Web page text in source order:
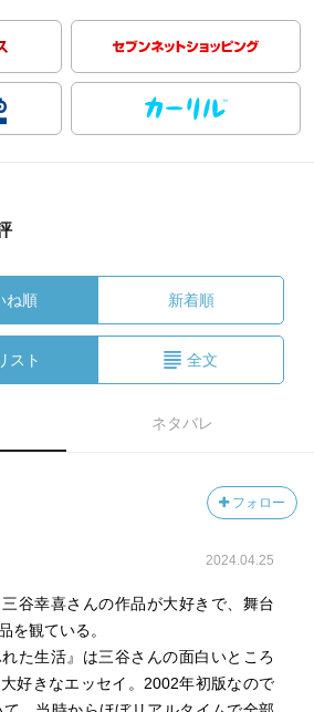
ね順 新着順
スト 全文
ネタバレ
フォロー
2024.04.25
三谷幸喜さんの作品が大好きで、舞台
を観ている。
れた生活』は三谷さんの面白いところ
好きなエッセイ。2002年初版なので